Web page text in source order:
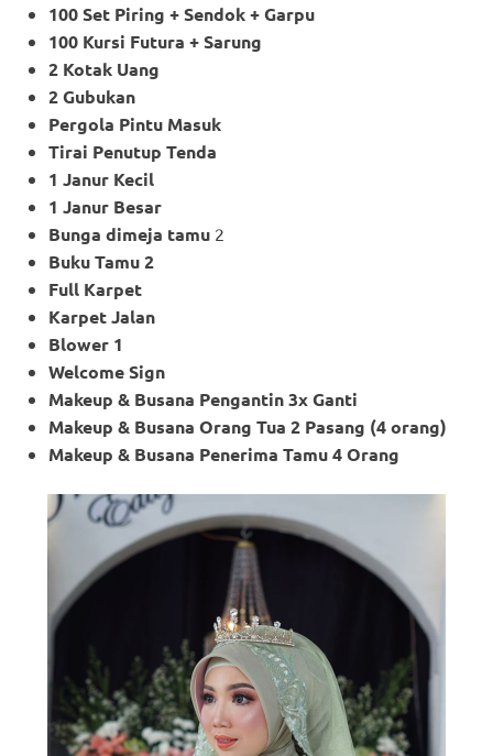
100 Set Piring + Sendok + Garpu
100 Kursi Futura + Sarung
2 Kotak Uang
2 Gubukan
Pergola Pintu Masuk
Tirai Penutup Tenda
1 Janur Kecil
1 Janur Besar
Bunga dimeja tamu 2
Buku Tamu 2
Full Karpet
Karpet Jalan
Blower 1
Welcome Sign
Makeup & Busana Pengantin 3x Ganti
Makeup & Busana Orang Tua 2 Pasang (4 orang)
Makeup & Busana Penerima Tamu 4 Orang